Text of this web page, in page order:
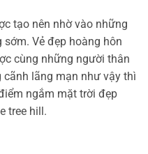
tạo nên nhờ vào những
sớm. Vẻ đẹp hoàng hôn
cùng những người thân
lãng mạn như vậy thì
ngắm mặt trời đẹp
tree hill.